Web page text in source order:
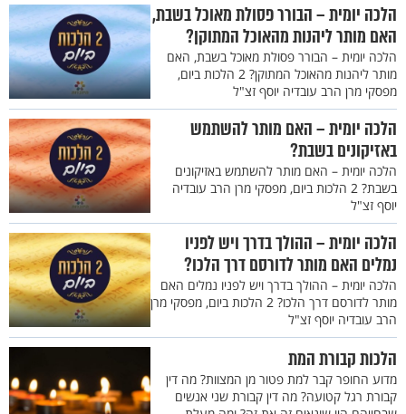
הלכה יומית – הבורר פסולת מאוכל בשבת,
האם מותר ליהנות מהאוכל המתוקן?
הלכה יומית – הבורר פסולת מאוכל בשבת, האם
מותר ליהנות מהאוכל המתוקן? 2 הלכות ביום,
מפסקי מרן הרב עובדיה יוסף זצ"ל
הלכה יומית – האם מותר להשתמש
באזיקונים בשבת?
הלכה יומית – האם מותר להשתמש באזיקונים
בשבת? 2 הלכות ביום, מפסקי מרן הרב עובדיה
יוסף זצ"ל
הלכה יומית – ההולך בדרך ויש לפניו
נמלים האם מותר לדורסם דרך הלכו?
הלכה יומית – ההולך בדרך ויש לפניו נמלים האם
מותר לדורסם דרך הלכו? 2 הלכות ביום, מפסקי מרן
הרב עובדיה יוסף זצ"ל
הלכות קבורת המת
מדוע החופר קבר למת פטור מן המצוות? מה דין
קבורת רגל קטועה? מה דין קבורת שני אנשים